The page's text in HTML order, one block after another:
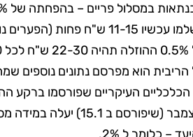
במסלול פריים – בהפחתה של 0.25% –
הוא מפרסם נתונים נוספים
הכלכליים העיקריים שפורסמו
1. התחזית היא שמדד